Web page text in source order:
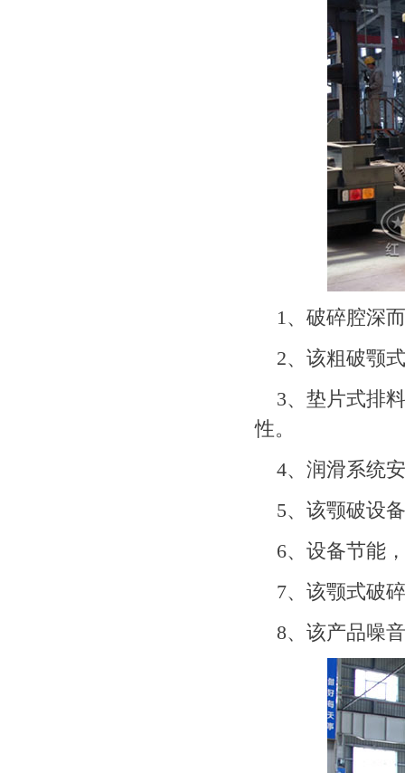
1、破碎腔深
2、该粗破颚
3、垫片式排
性。
4、润滑系统
5、该颚破设
6、设备节能
7、该颚式破
8、该产品噪